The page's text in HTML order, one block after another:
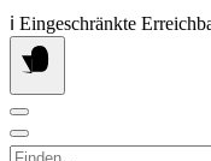
Springen
Sie
zum
ℹ️ Eingeschränkte
Finden...